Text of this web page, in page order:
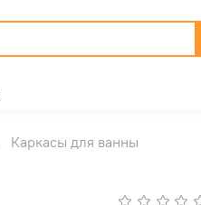
Каркасы для ванны